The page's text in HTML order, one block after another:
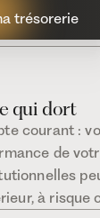
trésorerie
qui dort
courant :
de
à risque